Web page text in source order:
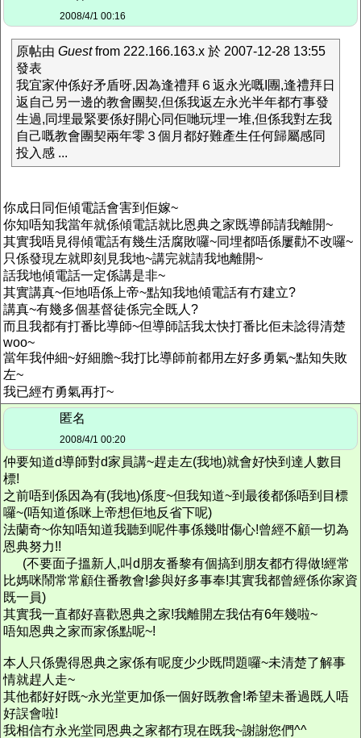
2008/4/1 00:16
原帖由 Guestfrom 222.166.163.x 於 2007-12-28 13:55
發表
我宜家仲係好矛盾呀,因為逢禮拜６返永光嘅I團,逢禮拜日
返自己另一邊的教會團契,但係我返左永光半年都冇事發
生過,同埋最緊要係好開心同佢哋玩埋一堆,但係我對左我
自己嘅教會團契兩年零３個月都好難產生任何歸屬感同
投入感 ...
你成日同佢傾電話會害到佢嫁~
你知唔知我當年就係傾電話就比恩典之家既導師請我離開~
其實我唔見得傾電話有幾生活腐敗囉~同埋都唔係屢勸不改囉~
只係發現左就即刻見我地~講完就請我地離開~
話我地傾電話一定係講是非~
其實講真~佢地唔係上帝~點知我地傾電話有冇建立?
講真~有幾多個基督徒係完全既人?
而且我都有打番比導師~但導師話我太快打番比佢未諗得清楚
woo~
當年我仲細~好細膽~我打比導師前都用左好多勇氣~點知失敗
左~
我已經冇勇氣再打~
匿名
2008/4/1 00:20
仲要知道d導師對d家員講~趕走左(我地)就會好快到達人數目
標!
之前唔到係因為有(我地)係度~但我知道~到最後都係唔到目標
囉~(唔知道係咪上帝想佢地反省下呢)
法蘭奇~你知唔知道我聽到呢件事係幾咁傷心!曾經不顧一切為
恩典努力!!
(不要面子搵新人,叫d朋友番黎有個搞到朋友都冇得做!經常
比媽咪鬧常常顧住番教會!參與好多事奉!其實我都曾經係你家資
既一員)
其實我一直都好喜歡恩典之家!我離開左我估有6年幾啦~
唔知恩典之家而家係點呢~!
本人只係覺得恩典之家係有呢度少少既問題囉~未清楚了解事
情就趕人走~
其他都好好既~永光堂更加係一個好既教會!希望未番過既人唔
好誤會啦!
我相信冇永光堂同恩典之家都冇現在既我~謝謝您們^^